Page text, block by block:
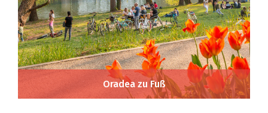
Oradea zu Fuß